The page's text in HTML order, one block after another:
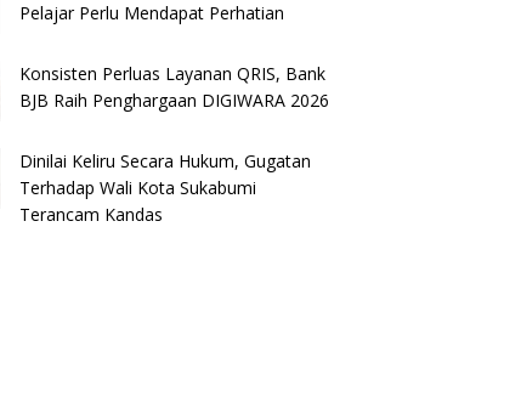
Pelajar Perlu Mendapat Perhatian
Konsisten Perluas Layanan QRIS, Bank
BJB Raih Penghargaan DIGIWARA 2026
Dinilai Keliru Secara Hukum, Gugatan
Terhadap Wali Kota Sukabumi
Terancam Kandas